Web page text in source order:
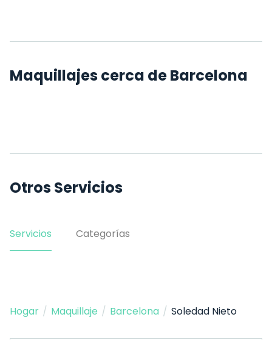
Maquillajes cerca de Barcelona
Otros Servicios
Servicios Categorías
Hogar / Maquillaje / Barcelona / Soledad Nieto